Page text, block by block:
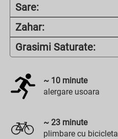
Sare:
Zahar:
Grasimi Saturate:
~ 10 minute
alergare usoara
~ 23 minute
plimbare cu bicicleta